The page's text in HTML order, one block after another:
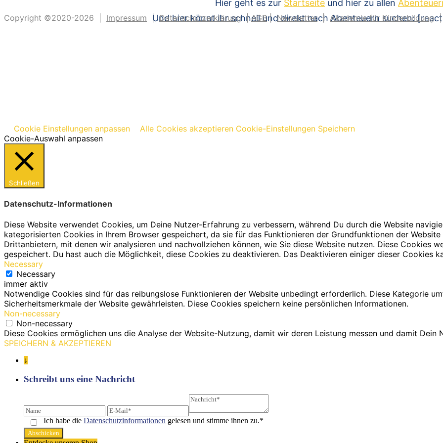
Hier geht es zur Startseite und hier zu allen
Und hier könnt ihr schnell und direkt nach Abenteuern suchen:
Copyright ©2020-2026 | Impressum |Datenschutzerklärung|AGB|Newsletter| Akademie für Kinderbildung
Cookie Einstellungen anpassen Alle Cookies akzeptieren Cookie-Einstellungen Speichern
Cookie-Auswahl anpassen
Schließen
Datenschutz-Informationen
Diese Website verwendet Cookies, um Deine Nutzer-Erfahrung zu verbessern, während Du durch die Website
kategorisierten Cookies in Ihrem Browser gespeichert, da sie für das Funktionieren der Grundfunktionen der
Drittanbietern, mit denen wir analysieren und nachvollziehen können, wie Sie diese Website nutzen. Diese Cookies
gespeichert. Du hast auch die Möglichkeit, diese Cookies zu deaktivieren. Das Deaktivieren einiger dieser Cookies
Necessary
Necessary
immer aktiv
Notwendige Cookies sind für das reibungslose Funktionieren der Website unbedingt erforderlich. Diese Kategorie
Sicherheitsmerkmale der Website gewährleisten. Diese Cookies speichern keine persönlichen Informationen.
Non-necessary
Non-necessary
Diese Cookies ermöglichen uns die Analyse der Website-Nutzung, damit wir deren Leistung messen und damit Dein
SPEICHERN & AKZEPTIEREN
↓
Schreibt uns eine Nachricht
Ich habe die Datenschutz­informationen gelesen und stimme ihnen zu.*